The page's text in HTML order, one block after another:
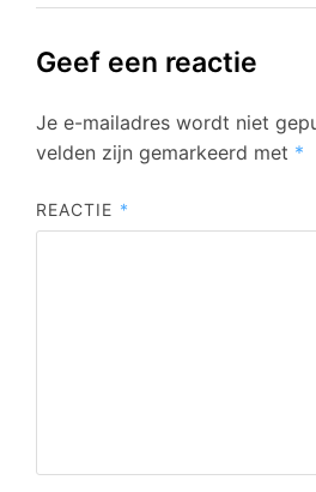
Geef een reactie
Je e-mailadres wordt niet
velden zijn gemarkeerd met *
REACTIE *